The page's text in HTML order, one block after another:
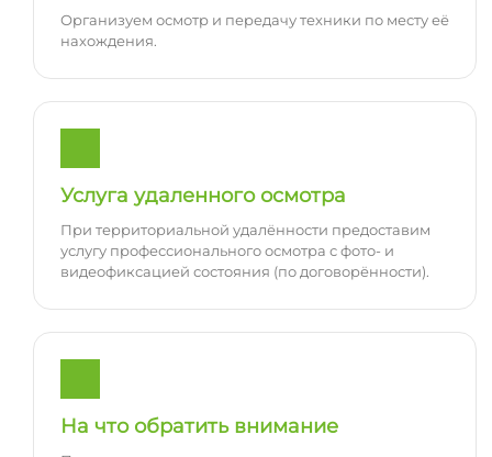
Организуем осмотр и передачу техники по месту её
нахождения.
Услуга удаленного осмотра
При территориальной удалённости предоставим
услугу профессионального осмотра с фото- и
видеофиксацией состояния (по договорённости).
На что обратить внимание